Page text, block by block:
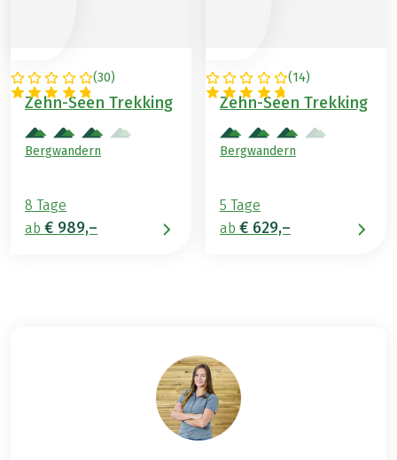
(30)
ÖSTERREICH
Zehn-Seen Trekking
Bergwandern
8 Tage
ab € 989,–
(14)
ÖSTERREICH
Zehn-Seen Trekking
Bergwandern
5 Tage
ab € 629,–